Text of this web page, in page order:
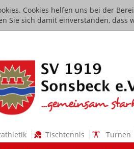
Cookies helfen uns bei der
Sie sich damit einverstanden, dass
Tischtennis Turnen